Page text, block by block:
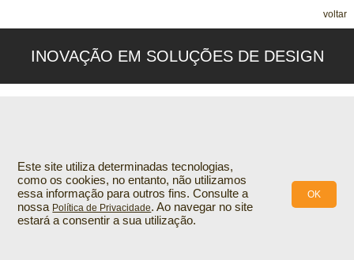
Este site utiliza determinadas tecnologias,
como os cookies, no entanto, não utilizamos
essa informação para outros fins. Consulte a
nossa Política de Privacidade. Ao navegar no site
estará a consentir a sua utilização.
OK
voltar
INOVAÇÃO EM SOLUÇÕES DE DESIGN